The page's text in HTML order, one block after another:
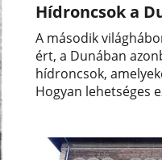
Hídroncsok a
A második
ért, a Dunában
hídroncsok,
Hogyan lehetséges